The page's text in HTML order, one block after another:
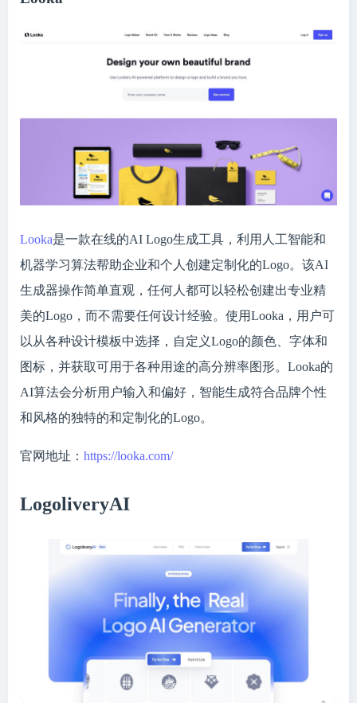
Looka是一款在线的AI Logo生成工具，利用人工智能和
机器学习算法帮助企业和个人创建定制化的Logo。该AI
生成器操作简单直观，任何人都可以轻松创建出专业精
美的Logo，而不需要任何设计经验。使用Looka，用户可
以从各种设计模板中选择，自定义Logo的颜色、字体和
图标，并获取可用于各种用途的高分辨率图形。Looka的
AI算法会分析用户输入和偏好，智能生成符合品牌个性
和风格的独特的和定制化的Logo。
官网地址： https://looka.com/
LogoliveryAI